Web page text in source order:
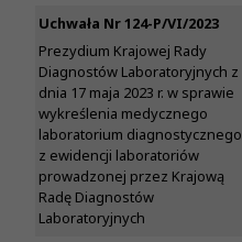
Uchwała Nr 124-P/VI/2023
Prezydium Krajowej Rady
Diagnostów Laboratoryjnych z
dnia 17 maja 2023 r. w sprawie
wykreślenia medycznego
laboratorium diagnostycznego
z ewidencji laboratoriów
prowadzonej przez Krajową
Radę Diagnostów
Laboratoryjnych